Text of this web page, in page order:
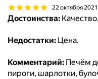
22 октября 2021
Достоинства: Качество.
Недостатки: Цена.
Комментарий: Печём
пироги, шарлотки,